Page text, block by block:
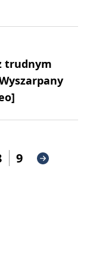
trudnym
9